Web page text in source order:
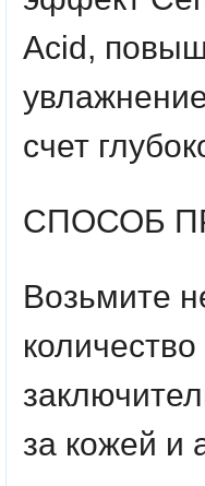
Acid,
счет
СПОСОБ
Возьмите
за кожей и